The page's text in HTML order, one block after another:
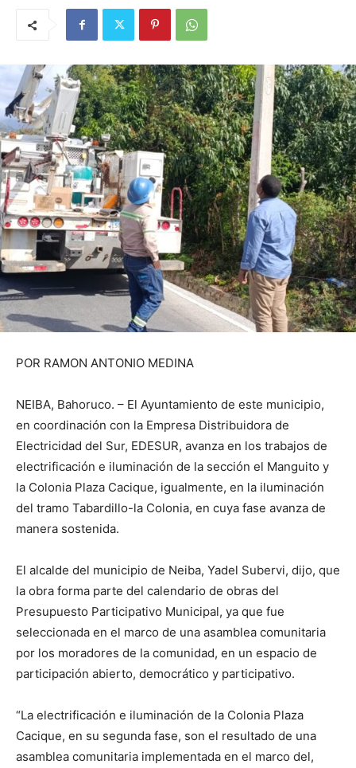
POR RAMON ANTONIO MEDINA
NEIBA, Bahoruco. – El Ayuntamiento de este municipio,
en coordinación con la Empresa Distribuidora de
Electricidad del Sur, EDESUR, avanza en los trabajos de
electrificación e iluminación de la sección el Manguito y
la Colonia Plaza Cacique, igualmente, en la iluminación
del tramo Tabardillo-la Colonia, en cuya fase avanza de
manera sostenida.
El alcalde del municipio de Neiba, Yadel Subervi, dijo, que
la obra forma parte del calendario de obras del
Presupuesto Participativo Municipal, ya que fue
seleccionada en el marco de una asamblea comunitaria
por los moradores de la comunidad, en un espacio de
participación abierto, democrático y participativo.
“La electrificación e iluminación de la Colonia Plaza
Cacique, en su segunda fase, son el resultado de una
asamblea comunitaria implementada en el marco del,